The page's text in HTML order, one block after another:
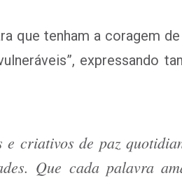
que tenham a coragem
expressando
criativos de paz
Que cada palavra